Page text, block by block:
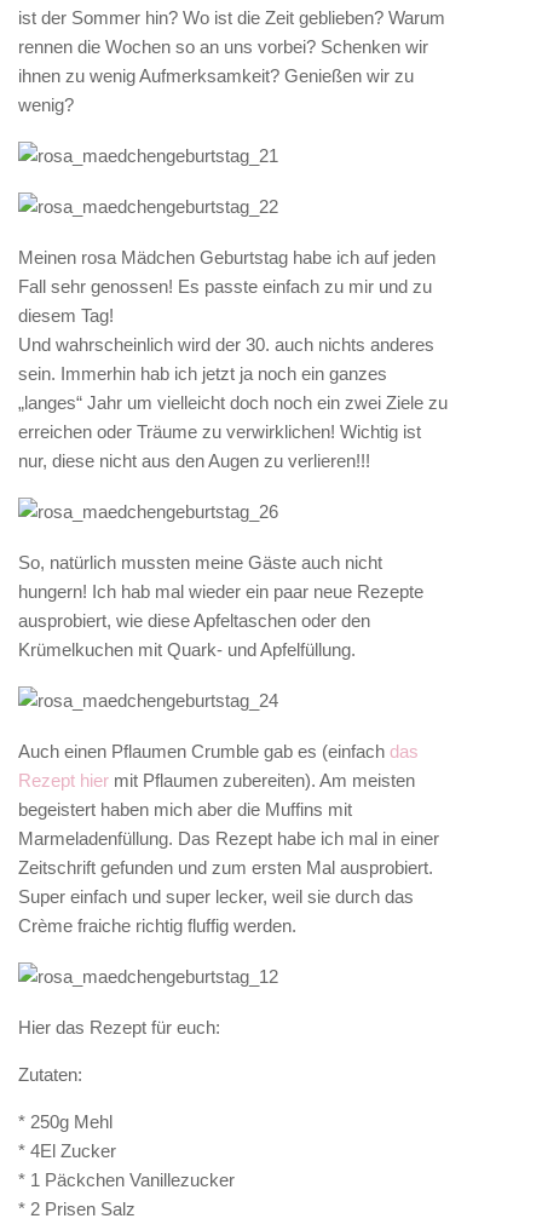
ist der Sommer hin? Wo ist die Zeit geblieben? Warum
rennen die Wochen so an uns vorbei? Schenken wir
ihnen zu wenig Aufmerksamkeit? Genießen wir zu
wenig?
Meinen rosa Mädchen Geburtstag habe ich auf jeden
Fall sehr genossen! Es passte einfach zu mir und zu
diesem Tag!
Und wahrscheinlich wird der 30. auch nichts anderes
sein. Immerhin hab ich jetzt ja noch ein ganzes
„langes“ Jahr um vielleicht doch noch ein zwei Ziele zu
erreichen oder Träume zu verwirklichen! Wichtig ist
nur, diese nicht aus den Augen zu verlieren!!!
So, natürlich mussten meine Gäste auch nicht
hungern! Ich hab mal wieder ein paar neue Rezepte
ausprobiert, wie diese Apfeltaschen oder den
Krümelkuchen mit Quark- und Apfelfüllung.
Auch einen Pflaumen Crumble gab es (einfach das
Rezept hier mit Pflaumen zubereiten). Am meisten
begeistert haben mich aber die Muffins mit
Marmeladenfüllung. Das Rezept habe ich mal in einer
Zeitschrift gefunden und zum ersten Mal ausprobiert.
Super einfach und super lecker, weil sie durch das
Crème fraiche richtig fluffig werden.
Hier das Rezept für euch:
Zutaten:
* 250g Mehl
* 4El Zucker
* 1 Päckchen Vanillezucker
* 2 Prisen Salz